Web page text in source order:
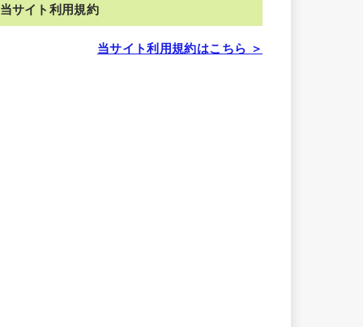
当サイト利用規約
当サイト利用規約はこちら ＞